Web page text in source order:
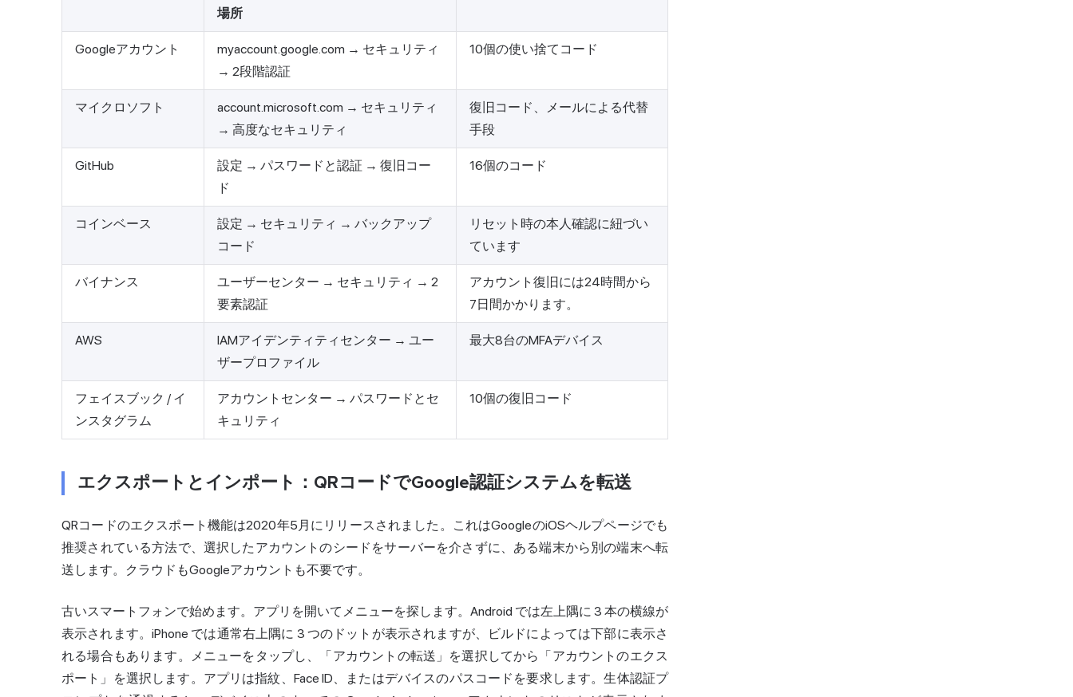
場所
Googleアカウント
myaccount.google.com → セキュリティ
→ 2段階認証
10個の使い捨てコード
マイクロソフト
account.microsoft.com → セキュリティ
→ 高度なセキュリティ
復旧コード、メールによる代替
手段
GitHub
設定 → パスワードと認証 → 復旧コー
ド
16個のコード
コインベース
設定 → セキュリティ → バックアップ
コード
リセット時の本人確認に紐づい
ています
バイナンス
ユーザーセンター → セキュリティ → 2
要素認証
アカウント復旧には24時間から
7日間かかります。
AWS
IAMアイデンティティセンター → ユー
ザープロファイル
最大8台のMFAデバイス
フェイスブック / イ
ンスタグラム
アカウントセンター → パスワードとセ
キュリティ
10個の復旧コード
エクスポートとインポート：QRコードでGoogle認証システムを転送
QRコードのエクスポート機能は2020年5月にリリースされました。これはGoogleのiOSヘルプページでも
推奨されている方法で、選択したアカウントのシードをサーバーを介さずに、ある端末から別の端末へ転
送します。クラウドもGoogleアカウントも不要です。
古いスマートフォンで始めます。アプリを開いてメニューを探します。Android では左上隅に 3 本の横線が
表示されます。iPhone では通常右上隅に 3 つのドットが表示されますが、ビルドによっては下部に表示さ
れる場合もあります。メニューをタップし、「アカウントの転送」を選択してから「アカウントのエクス
ポート」を選択します。アプリは指紋、Face ID、またはデバイスのパスコードを要求します。生体認証プ